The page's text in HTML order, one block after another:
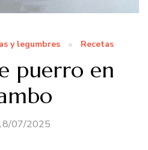
y legumbres Recetas
puerro en
07/2025